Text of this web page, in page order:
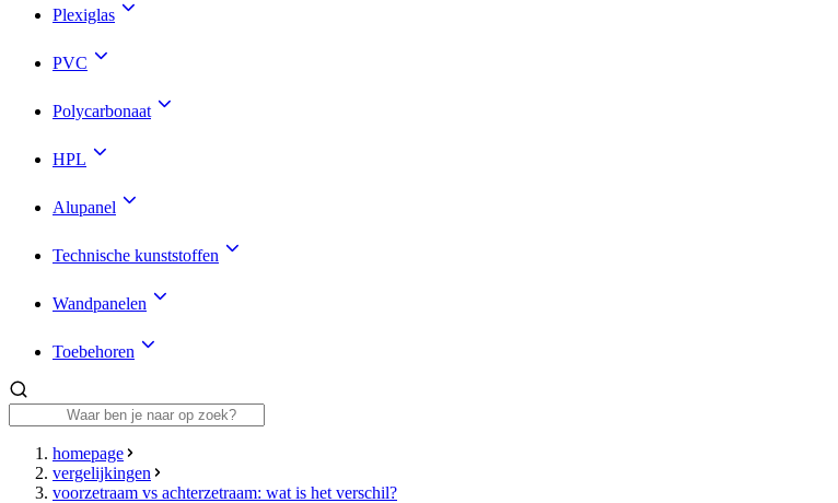
Plexiglas
PVC
Polycarbonaat
HPL
Alupanel
Technische kunststoffen
Wandpanelen
Toebehoren
homepage
vergelijkingen
voorzetraam vs achterzetraam: wat is het verschil?